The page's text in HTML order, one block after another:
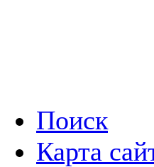
Поиск
Карта